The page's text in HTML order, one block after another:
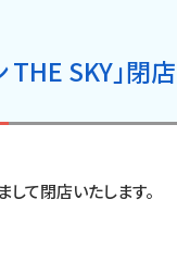
THE SKY」閉
して閉店いたします。